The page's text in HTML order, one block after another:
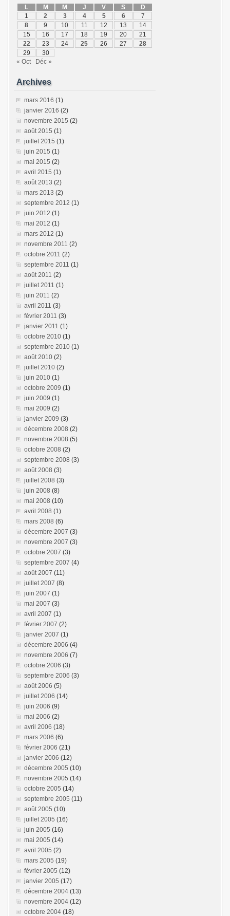
L M M J V S
D
1
2 3 4 5 6
7
8
9 10 11 12 13
14
15
16 17 18 19 20
21
22
23 24 25 26 27
28
29
30
« Oct
Déc »
Archives
mars 2016 (1)
janvier 2016 (2)
novembre 2015 (2)
août 2015 (1)
juillet 2015 (1)
juin 2015 (1)
mai 2015 (2)
avril 2015 (1)
août 2013 (2)
mars 2013 (2)
septembre 2012 (1)
juin 2012 (1)
mai 2012 (1)
mars 2012 (1)
novembre 2011 (2)
octobre 2011 (2)
septembre 2011 (1)
août 2011 (2)
juillet 2011 (1)
juin 2011 (2)
avril 2011 (3)
février 2011 (3)
janvier 2011 (1)
octobre 2010 (1)
septembre 2010 (1)
août 2010 (2)
juillet 2010 (2)
juin 2010 (1)
octobre 2009 (1)
juin 2009 (1)
mai 2009 (2)
janvier 2009 (3)
décembre 2008 (2)
novembre 2008 (5)
octobre 2008 (2)
septembre 2008 (3)
août 2008 (3)
juillet 2008 (3)
juin 2008 (8)
mai 2008 (10)
avril 2008 (1)
mars 2008 (6)
décembre 2007 (3)
novembre 2007 (3)
octobre 2007 (3)
septembre 2007 (4)
août 2007 (11)
juillet 2007 (8)
juin 2007 (1)
mai 2007 (3)
avril 2007 (1)
février 2007 (2)
janvier 2007 (1)
décembre 2006 (4)
novembre 2006 (7)
octobre 2006 (3)
septembre 2006 (3)
août 2006 (5)
juillet 2006 (14)
juin 2006 (9)
mai 2006 (2)
avril 2006 (18)
mars 2006 (6)
février 2006 (21)
janvier 2006 (12)
décembre 2005 (10)
novembre 2005 (14)
octobre 2005 (14)
septembre 2005 (11)
août 2005 (10)
juillet 2005 (16)
juin 2005 (16)
mai 2005 (14)
avril 2005 (2)
mars 2005 (19)
février 2005 (12)
janvier 2005 (17)
décembre 2004 (13)
novembre 2004 (12)
octobre 2004 (18)